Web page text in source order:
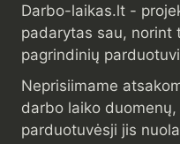
Darbo-laikas.lt -
padarytas sau, norint
pagrindinių
Neprisiimame
darbo laiko
parduotuvėsji jis